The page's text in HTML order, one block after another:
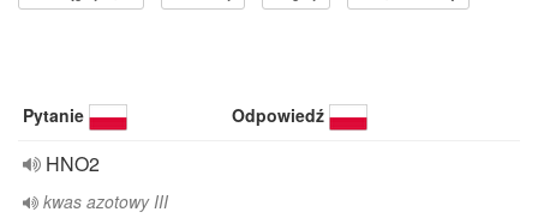
Pytanie Odpowiedź
HNO2
kwas azotowy III